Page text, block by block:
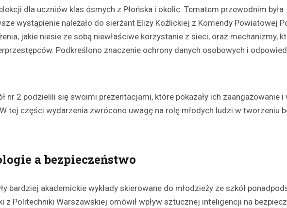
dla uczniów klas ósmych z Płońska i okolic. Tematem przewodnim była
wystąpienie należało do sierżant Elizy Koźlickiej z Komendy Powiatowej
jakie niesie ze sobą niewłaściwe korzystanie z sieci, oraz mechanizmy,
Podkreślono znaczenie ochrony danych osobowych i
nr 2 podzielili się swoimi prezentacjami, które pokazały ich zaangażowanie i
tej części wydarzenia zwrócono uwagę na rolę młodych ludzi w tworzeniu
a bezpieczeństwo
bardziej akademickie wykłady skierowane do młodzieży ze szkół
z Politechniki Warszawskiej omówił wpływ sztucznej inteligencji na
Aktualności
Dnia 9 grudnia, powiewało
atmosferą w Starym